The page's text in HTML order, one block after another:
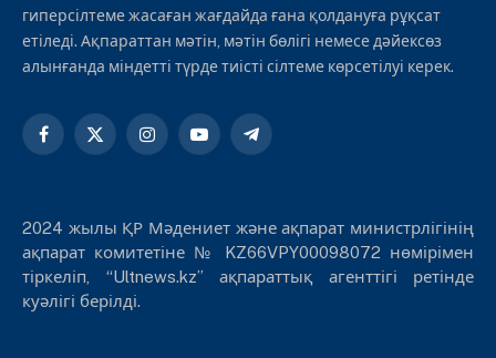
гиперсілтеме жасаған жағдайда ғана қолдануға рұқсат
етіледі. Ақпараттан мәтін, мәтін бөлігі немесе дәйексөз
алынғанда міндетті түрде тиісті сілтеме көрсетілуі керек.
Facebook
X
InstagramYouTubeTelegram
2024 жылы ҚР Мәдениет және ақпарат министрлігінің
ақпарат комитетіне № KZ66VPY00098072 нөмірімен
тіркеліп, “Ultnews.kz” ақпараттық агенттігі ретінде
куәлігі берілді.